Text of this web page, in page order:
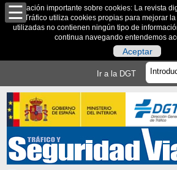
Información importante sobre cookies: La revista
de Tráfico utiliza cookies propias para mejorar
utilizadas no contienen ningún tipo de
continua navegando entendemos
Aceptar
Ir a la DGT